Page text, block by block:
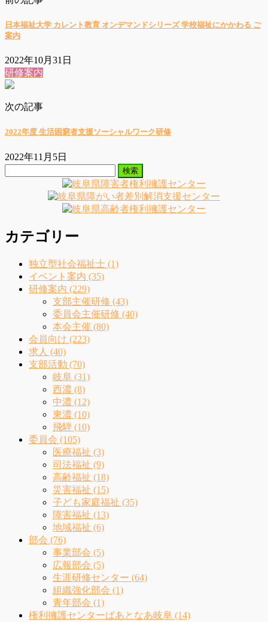
日本福祉大学 カレント教育 オンデマンドシリーズ 学校福祉にかかわる ご
案内
2022年10月31日
研修案内
次の記事
2022年度 生活困窮者支援ソーシャルワーク研修
2022年11月5日
カテゴリー
独立型社会福祉士 (1)
イベント案内 (35)
研修案内 (229)
支部主催研修 (43)
委員会主催研修 (40)
本会主催 (80)
会員向け (223)
求人 (40)
支部活動 (70)
岐阜 (31)
西濃 (8)
中濃 (12)
東濃 (10)
飛騨 (10)
委員会 (105)
医療福祉 (3)
司法福祉 (9)
高齢福祉 (18)
災害福祉 (15)
子ども家庭福祉 (35)
障害福祉 (13)
地域福祉 (6)
部会 (76)
事業部会 (5)
広報部会 (5)
生涯研修センター (64)
組織強化部会 (1)
青年部会 (1)
権利擁護センターぱあとなあ岐阜 (14)